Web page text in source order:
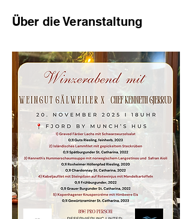
Über die Veranstaltung